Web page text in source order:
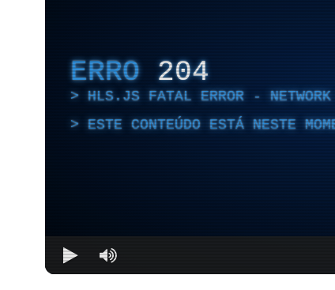
ERRO 204
HLS.JS FATAL ERROR - NETWORK
ESTE CONTEÚDO ESTÁ NESTE